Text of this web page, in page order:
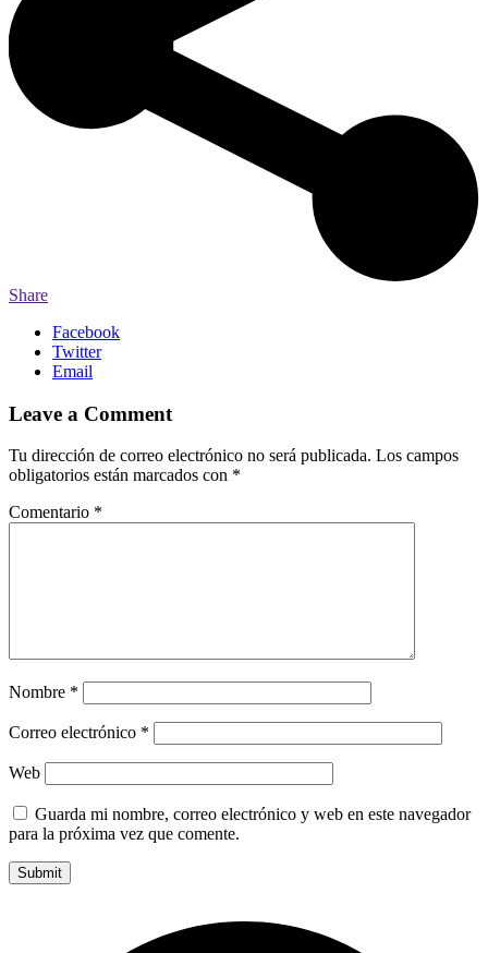
Share
Facebook
Twitter
Email
Leave a Comment
Tu dirección de correo electrónico no será publicada. Los campos
obligatorios están marcados con *
Comentario *
Nombre *
Correo electrónico *
Web
Guarda mi nombre, correo electrónico y web en este navegador
para la próxima vez que comente.